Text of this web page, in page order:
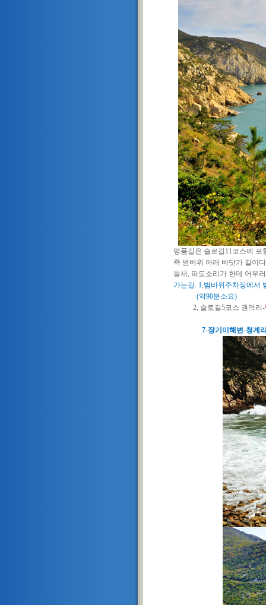
명품길은 슬로길11코스에 포
즉 범바위 아래 바닷가 길이
들새, 파도소리가 한데 어우
가는길: 1,범바위주차장에서
(약90분소요)
2, 슬로길5코스 권덕리-
7-장기미해변-청계